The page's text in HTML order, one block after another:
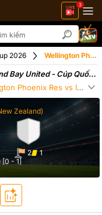
3
2026 Wellington Phoenix Res vs Island Bay United ngày 03-06-2026
Bay United - Cúp Quốc
Phoenix Res vs Island Bay United
Zealand)
2
1
[0 - 1]